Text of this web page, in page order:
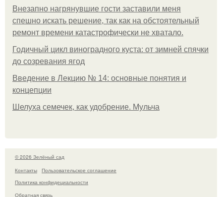
Внезапно нагрянувшие гости заставили меня
спешно искать решение, так как на обстоятельный
ремонт времени катастрофически не хватало.
Годичный цикл виноградного куста: от зимней спячки
до созревания ягод
Введение в Лекцию № 14: основные понятия и
концепции
Шелуха семечек, как удобрение. Мульча
© 2026 Зелёный сад
Контакты
Пользовательское соглашение
Политика конфидециальности
Обратная связь